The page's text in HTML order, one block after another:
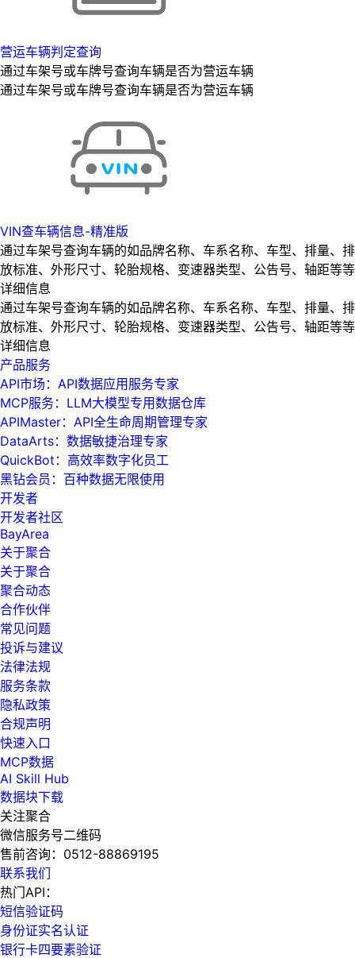
营运车辆判定查询
通过车架号或车牌号查询车辆是否为营运车辆
通过车架号或车牌号查询车辆是否为营运车辆
VIN查车辆信息-精准版
通过车架号查询车辆的如品牌名称、车系名称、车型、排量、排
放标准、外形尺寸、轮胎规格、变速器类型、公告号、轴距等等
详细信息
通过车架号查询车辆的如品牌名称、车系名称、车型、排量、排
放标准、外形尺寸、轮胎规格、变速器类型、公告号、轴距等等
详细信息
产品服务
API市场：API数据应用服务专家
MCP服务：LLM大模型专用数据仓库
APIMaster：API全生命周期管理专家
DataArts：数据敏捷治理专家
QuickBot：高效率数字化员工
黑钻会员：百种数据无限使用
开发者
开发者社区
BayArea
关于聚合
关于聚合
聚合动态
合作伙伴
常见问题
投诉与建议
法律法规
服务条款
隐私政策
合规声明
快速入口
MCP数据
AI Skill Hub
数据块下载
关注聚合
微信服务号二维码
售前咨询： 0512-88869195
联系我们
热门API：
短信验证码
身份证实名认证
银行卡四要素验证